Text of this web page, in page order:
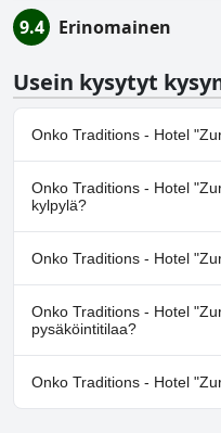
9.4 Erinomainen
Usein kysytyt
Onko Traditions - Hotel
Ei, Traditions - Hotel "Zur
Onko Traditions - Hotel
kylpylä?
Ei, Traditions - Hotel "Zur
Onko Traditions - Hotel
Ei, Traditions - Hotel "Zur
Onko Traditions - Hotel
pysäköintitilaa?
Ei, Traditions - Hotel "Zur
pysäköintimahdollisuutta.
Onko Traditions - Hotel